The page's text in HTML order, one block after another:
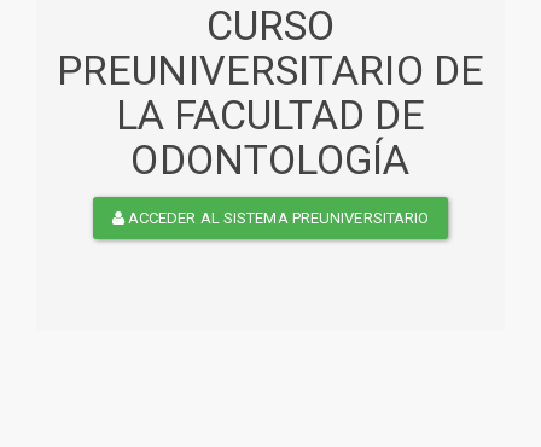
CURSO
PREUNIVERSITARIO DE
LA FACULTAD DE
ODONTOLOGÍA
ACCEDER AL SISTEMA PREUNIVERSITARIO